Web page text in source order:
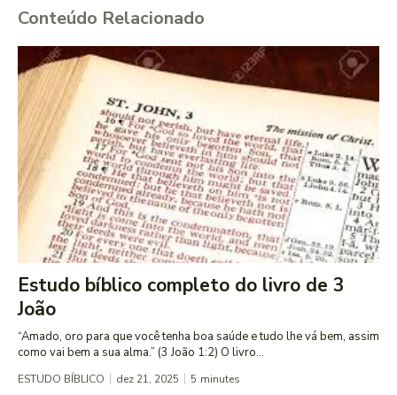
Conteúdo Relacionado
Estudo bíblico completo do livro de 3
João
“Amado, oro para que você tenha boa saúde e tudo lhe vá bem, assim
como vai bem a sua alma.” (3 João 1:2) O livro...
ESTUDO BÍBLICO dez 21, 2025 5 minutes